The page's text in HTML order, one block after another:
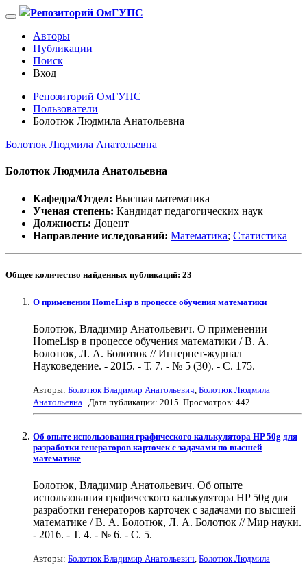
Репозиторий ОмГУПС
Авторы
Публикации
Поиск
Вход
Репозиторий ОмГУПС
Пользователи
Болотюк Людмила Анатольевна
Болотюк Людмила Анатольевна
Болотюк Людмила Анатольевна
Кафедра/Отдел: Высшая математика
Ученая степень: Кандидат педагогических наук
Должность: Доцент
Направление иследований: Математика; Статистика
Общее количество найденных публикаций: 23
О применении HomeLisp в процессе обучения математики
Болотюк, Владимир Анатольевич. О применении
HomeLisp в процессе обучения математики / В. А.
Болотюк, Л. А. Болотюк // Интернет-журнал
Науковедение. - 2015. - Т. 7. - № 5 (30). - С. 175.
Авторы: Болотюк Владимир Анатольевич, Болотюк Людмила
Анатольевна . Дата публикации: 2015. Просмотров: 442
Об опыте использования графического калькулятора HP 50g для
разработки генераторов карточек с задачами по высшей
математике
Болотюк, Владимир Анатольевич. Об опыте
использования графического калькулятора HP 50g для
разработки генераторов карточек с задачами по высшей
математике / В. А. Болотюк, Л. А. Болотюк // Мир науки.
- 2016. - Т. 4. - № 6. - С. 5.
Авторы: Болотюк Владимир Анатольевич, Болотюк Людмила